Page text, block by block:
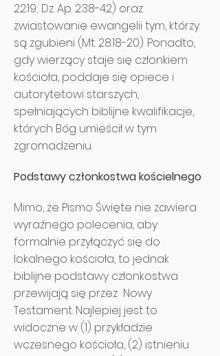
22:19; Dz. Ap. 2:38-42) oraz
zwiastowanie ewangelii tym, którzy
są zgubieni (Mt. 28:18-20). Ponadto,
gdy wierzący staje się członkiem
kościoła, poddaje się opiece i
autorytetowi starszych,
spełniających biblijne kwalifikacje,
których Bóg umieścił w tym
zgromadzeniu.
Podstawy członkostwa kościelnego
Mimo, że Pismo Święte nie zawiera
wyraźnego polecenia, aby
formalnie przyłączyć się do
lokalnego kościoła, to jednak
biblijne podstawy członkostwa
przewijają się przez Nowy
Testament. Najlepiej jest to
widoczne w (1) przykładzie
wczesnego kościoła, (2) istnieniu